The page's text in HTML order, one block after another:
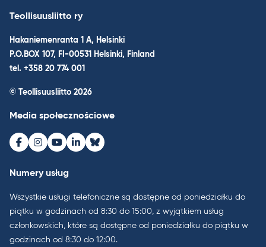
Teollisuusliitto ry
Hakaniemenranta 1 A, Helsinki
P.O.BOX 107, FI-00531 Helsinki, Finland
tel. +358 20 774 001
© Teollisuusliitto 2026
Media społecznościowe
Facebook
Instagram
Youtube
LinkedInBluesky
Numery usług
Wszystkie usługi telefoniczne są dostępne od poniedziałku do
piątku w godzinach od 8:30 do 15:00, z wyjątkiem usług
członkowskich, które są dostępne od poniedziałku do piątku w
godzinach od 8:30 do 12:00.